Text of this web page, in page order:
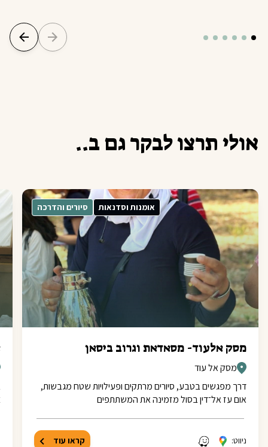
אוליתרצולבקרגםב.
.
אומנות וסדנאות סיורים והדרכה
מסק אלעוד- מסאדאת וגרוב ביסאן
מסק אל עוד
דרך מפגשים בטבע, סיורים מרתקים ופעילויות שטח מגבשות,
אום עז אל־דין בסול מזמינה את המשתתפים
ניווט: קראו עוד